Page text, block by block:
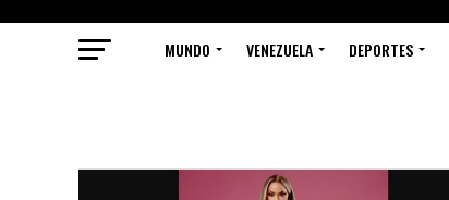
MUNDO VENEZUELA DEPORTES